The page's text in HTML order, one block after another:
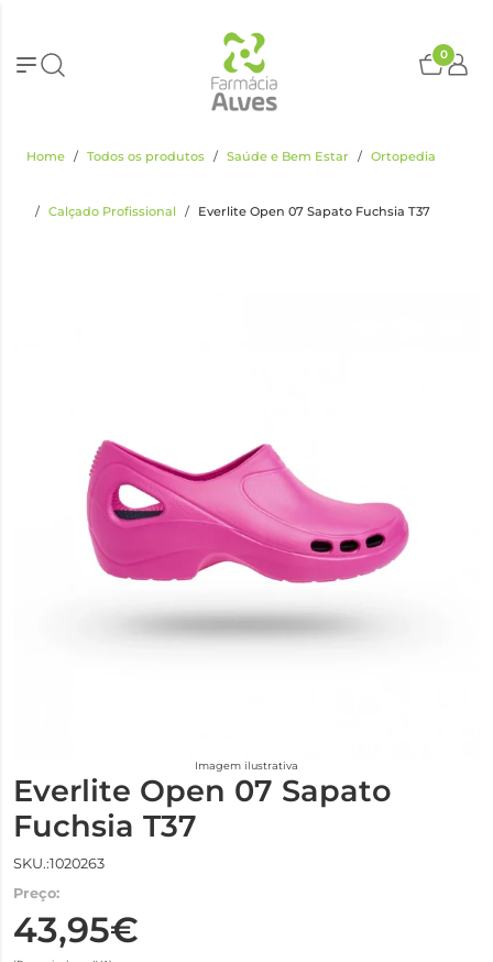
0
Home Todos os produtos Saúde e Bem Estar Ortopedia
Calçado Profissional Everlite Open 07 Sapato Fuchsia T37
Imagem ilustrativa
Everlite Open 07 Sapato
Fuchsia T37
SKU.:1020263
Preço:
43,95€